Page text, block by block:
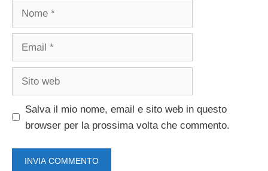
Salva il mio nome, email e sito web in questo
browser per la prossima volta che commento.